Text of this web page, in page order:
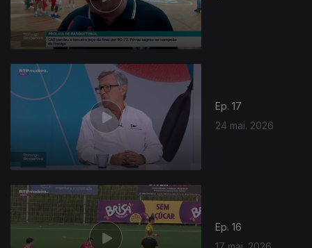
Ep. 17
24 mai. 2026
Ep. 16